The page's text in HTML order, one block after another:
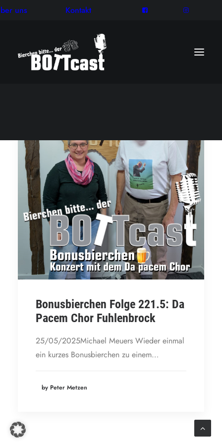
uns Kontakt
Bonusbierchen Folge 221.5: Da
Pacem Chor Fuhlenbrock
25/05/2025Michael Meuers Wieder einmal
ein kurzes Bonusbierchen zu einem…
by Peter Metzen